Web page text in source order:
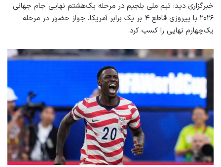
خبرگزاری دید: تیم ملی بلجیم در مرحله یک‌هشتم نهایی جام جهانی
۲۰۲۶ با پیروزی قاطع ۴ بر یک برابر آمریکا، جواز حضور در مرحله
یک‌چهارم نهایی را کسب کرد.